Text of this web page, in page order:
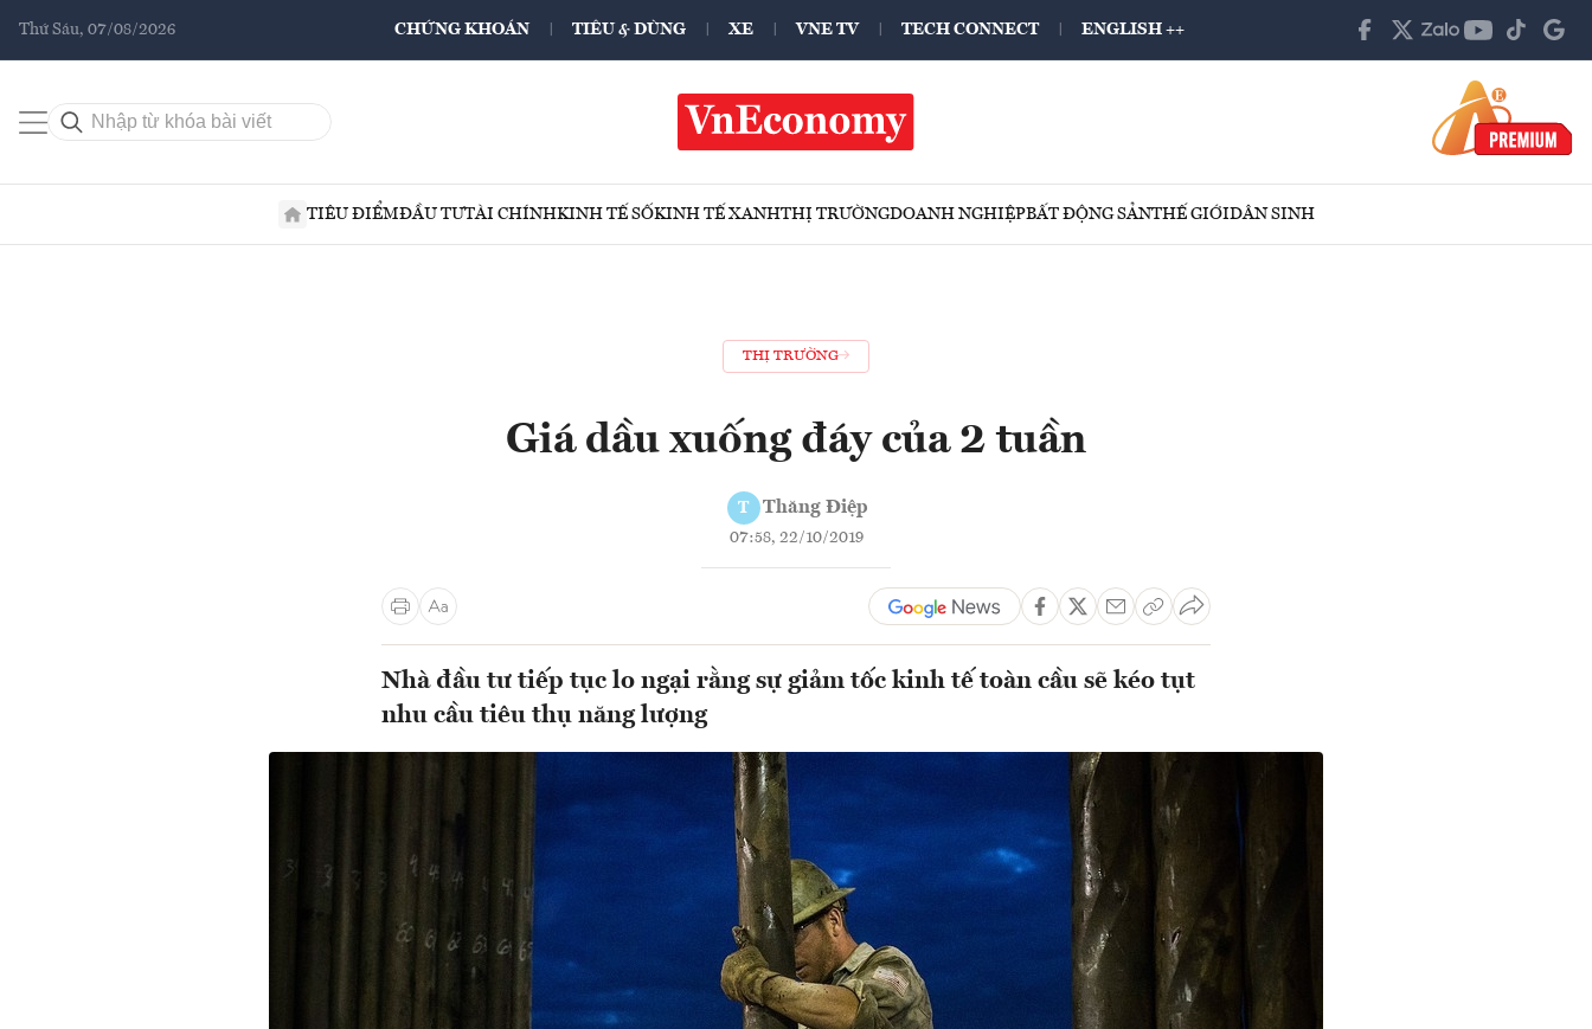
Thứ Sáu, 07/08/2026 CHỨNG KHOÁN TIÊU & DÙNG XE VNE TV TECH CONNECT ENGLISH ++
TIÊU ĐIỂMĐẦU TƯTÀI CHÍNHKINH TẾ SỐKINH TẾ XANHTHỊ TRƯỜNGDOANH NGHIỆPBẤT ĐỘNG SẢNTHẾ GIỚIDÂN SINH
THỊ TRƯỜNG
Giá dầu xuống đáy của 2 tuần
T Thăng Điệp
07:58, 22/10/2019
Nhà đầu tư tiếp tục lo ngại rằng sự giảm tốc kinh tế toàn cầu sẽ kéo tụt
nhu cầu tiêu thụ năng lượng